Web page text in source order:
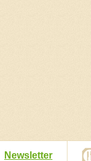
Newsletter